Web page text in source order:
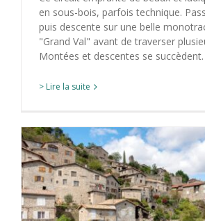
en sous-bois, parfois technique.
puis descente sur une belle
"Grand Val" avant de traverser
Montées et descentes se succèdent.
> Lire la suite